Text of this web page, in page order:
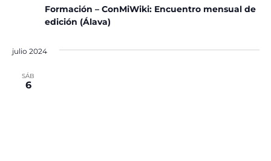
Formación – ConMiWiki: Encuentro mensual de
edición (Álava)
julio 2024
SÁB
6